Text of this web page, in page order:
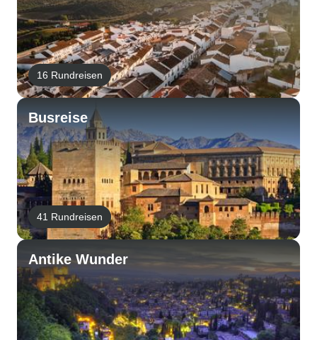
16 Rundreisen
Busreise
41 Rundreisen
Antike Wunder